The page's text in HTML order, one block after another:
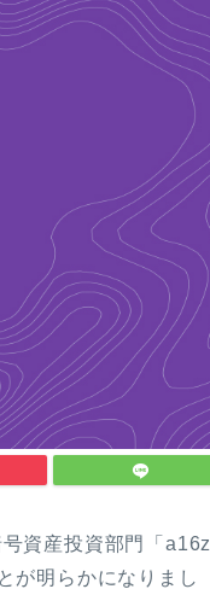
号資産投資部門「a16z
が明らかになりまし